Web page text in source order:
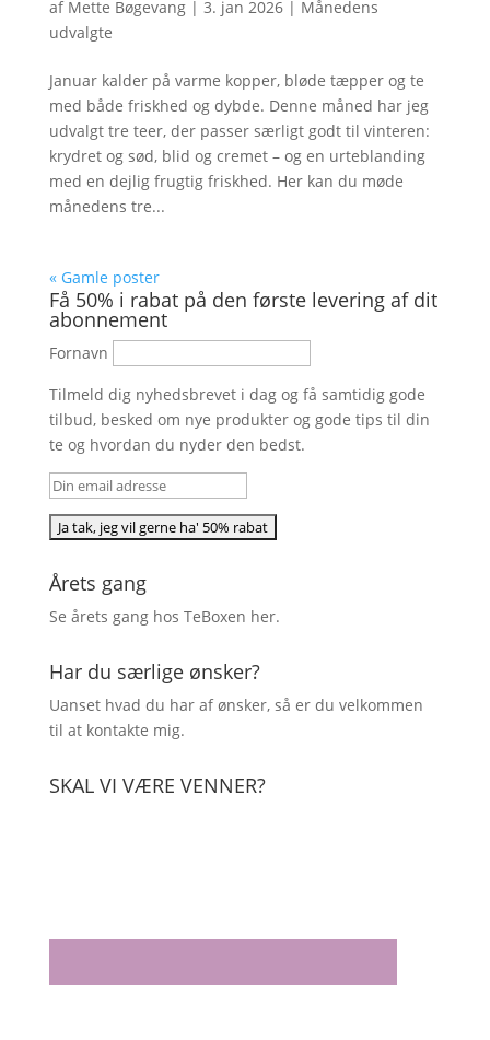
af Mette Bøgevang| 3. jan 2026| Månedens
udvalgte
Januar kalder på varme kopper, bløde tæpper og te
med både friskhed og dybde. Denne måned har jeg
udvalgt tre teer, der passer særligt godt til vinteren:
krydret og sød, blid og cremet – og en urteblanding
med en dejlig frugtig friskhed. Her kan du møde
månedens tre...
« Gamle poster
Få 50% i rabat på den første levering af dit
abonnement
Fornavn
Tilmeld dig nyhedsbrevet i dag og få samtidig gode
tilbud, besked om nye produkter og gode tips til din
te og hvordan du nyder den bedst.
Årets gang
Se årets gang hos TeBoxen her.
Har du særlige ønsker?
Uanset hvad du har af ønsker, så er du velkommen
til at kontakte mig.
SKAL VI VÆRE VENNER?